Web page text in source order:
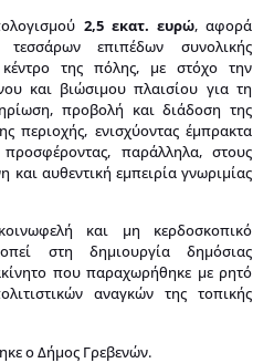
2,5 εκατ. ευρώ, αφορά
επιπέδων συνολικής
της πόλης, με στόχο την
και βιώσιμου πλαισίου για τη
προβολή και διάδοση της
περιοχής, ενισχύοντας έμπρακτα
παράλληλα, στους
και αυθεντική εμπειρία γνωριμίας
και μη κερδοσκοπικό
στη δημιουργία δημόσιας
που παραχωρήθηκε με ρητό
αναγκών της τοπικής
ο Δήμος Γρεβενών.